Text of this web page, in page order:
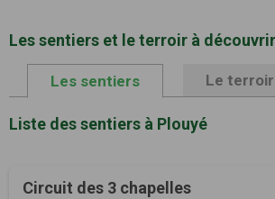
Les sentiers et le terroir à
Les sentiers Le terroir
Liste des sentiers à Plouyé
Circuit des 3 chapelles